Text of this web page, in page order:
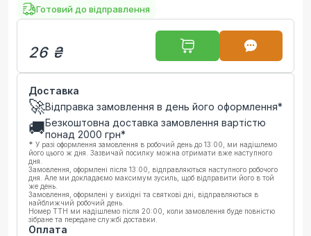
Готовий до відправлення
26 ₴
Доставка
🚀Відправка замовлення в день його оформлення*
🚚Безкоштовна доставка замовлення вартістю
понад 2000 грн*
* У разі оформлення замовлення в робочий день до 13:00, ми надішлемо
його цього ж дня. Зазвичай посилку можна отримати вже наступного
дня.
Замовлення, оформлені після 13:00, відправляються наступного робочого
дня. Але ми докладаємо максимум зусиль, щоб відправити його в той
же день.
Замовлення, оформлені у вихідні та святкові дні, відправляються в
найближчий робочий день.
Номер ТТН ми надішлемо після 20:00, коли замовлення буде повністю
зібране та передане службі доставки.
Оплата